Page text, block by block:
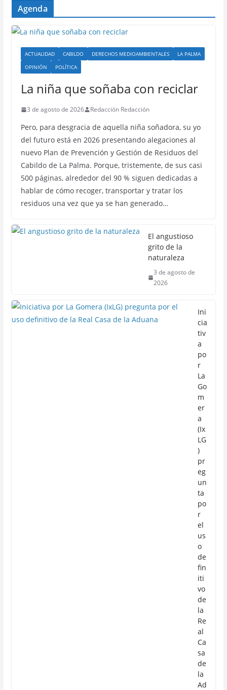
Agenda
ACTUALIDAD CABILDO DERECHOS MEDIOAMBIENTALES
LA PALMA
OPINIÓN
POLÍTICA
La niña que soñaba con reciclar
3 de agosto de 2026 Redacción Redacción
Pero, para desgracia de aquella niña soñadora, su yo
del futuro está en 2026 presentando alegaciones al
nuevo Plan de Prevención y Gestión de Residuos del
Cabildo de La Palma. Porque, tristemente, de sus casi
500 páginas, alrededor del 90 % siguen dedicadas a
hablar de cómo recoger, transportar y tratar los
residuos una vez que ya se han generado…
El angustioso
grito de la
naturaleza
3 de agosto de
2026
Ini
cia
tiv
a
po
r
La
Go
m
er
a
(Ix
LG
)
pr
eg
un
ta
po
r
el
us
o
de
fin
iti
vo
de
la
Re
al
Ca
sa
de
la
Ad